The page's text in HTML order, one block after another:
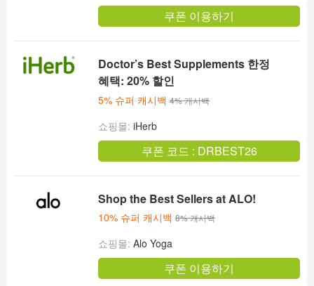
쿠폰 이용하기
Doctor’s Best Supplements 한정
혜택: 20% 할인
5% 슈퍼 캐시백 4% 캐시백
쇼핑몰: iHerb
쿠폰 코드 : DRBEST26
Shop the Best Sellers at ALO!
10% 슈퍼 캐시백 8% 캐시백
쇼핑몰: Alo Yoga
쿠폰 이용하기